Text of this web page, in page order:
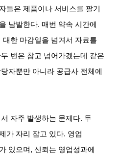
들은 제품이나 서비스를 팔기
남발한다.매번 약속 시간에
대한 마감일을 넘겨서 자료를
두 번은 참고 넘어가겠는데 같은
자뿐만 아니라 공급사 전체에
자주 발생하는 문제다. 두
가 자리 잡고 있다. 영업
있으며 , 신뢰는 영업성과에